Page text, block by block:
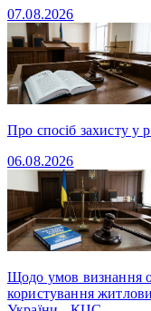
07.08.2026
Про спосіб захисту у
06.08.2026
Щодо умов визнання
користування